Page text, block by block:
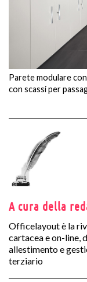
Parete modulare
con scassi per
A cura della
Officelayout è la
cartacea e on-line,
allestimento e
terziario